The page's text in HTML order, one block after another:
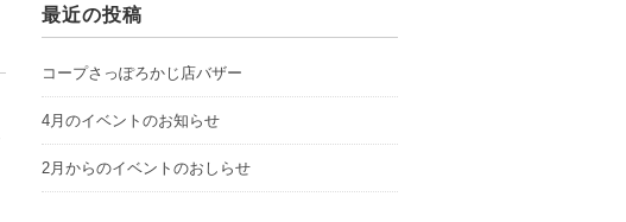
最近の投稿
コープさっぽろかじ店バザー
4月のイベントのお知らせ
2月からのイベントのおしらせ